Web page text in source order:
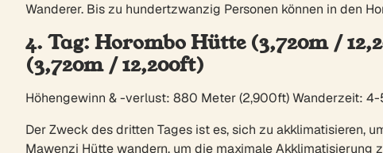
Wanderer. Bis zu hundertzwanzig Personen können in den
4. Tag: Horombo Hütte (3,720m /
(3,720m / 12,200ft)
Höhengewinn & -verlust: 880 Meter (2,900ft) Wanderzeit:
Der Zweck des dritten Tages ist es, sich zu akklimatisieren,
Mawenzi Hütte wandern, um die maximale Akklimatisierung